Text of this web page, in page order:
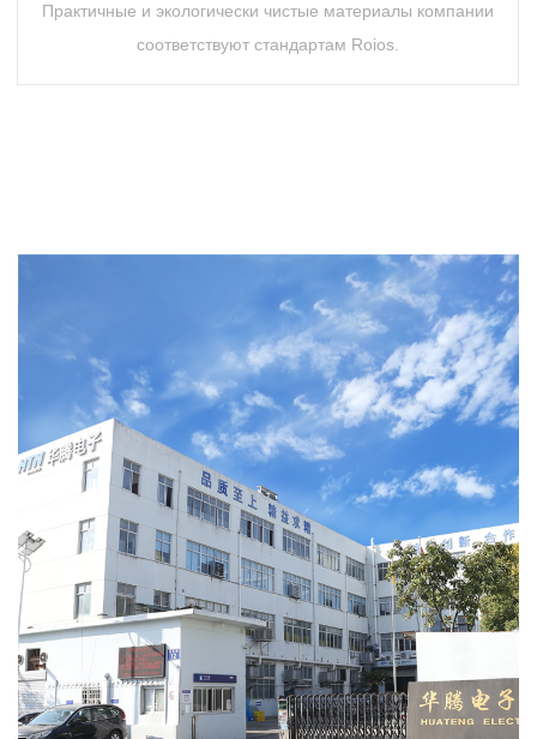
Практичные и экологически чистые материалы компании
соответствуют стандартам Roios.